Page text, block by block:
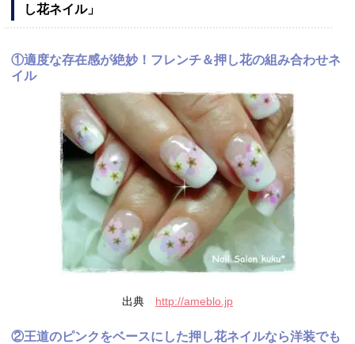
し花ネイル」
①適度な存在感が絶妙！フレンチ＆押し花の組み合わせネ
イル
出典 http://ameblo.jp
②王道のピンクをベースにした押し花ネイルなら洋装でも